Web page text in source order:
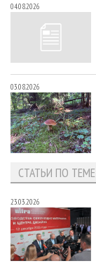
04.08.2026
03.08.2026
СТАТЬИ ПО ТЕМЕ
23.03.2026